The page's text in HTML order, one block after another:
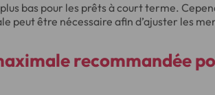
bas pour les prêts à court terme.
peut être nécessaire afin d’ajuster les
recommandée